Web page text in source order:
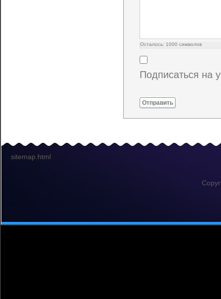
Осталось: 1000 символов
Подписаться на
Отправить
sitemap.html